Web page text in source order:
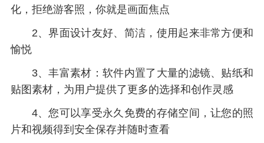
化，拒绝游客照，你就是画面焦点
2、界面设计友好、简洁，使用起来非常方便和
愉悦
3、丰富素材：软件内置了大量的滤镜、贴纸和
贴图素材，为用户提供了更多的选择和创作灵感
4、您可以享受永久免费的存储空间，让您的照
片和视频得到安全保存并随时查看